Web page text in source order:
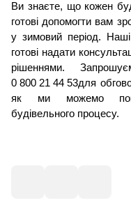
Ви знаєте, що кожен
готові допомогти вам
у зимовий період. Наші
готові надати
рішеннями.
0 800 21 44 53для
як ми можемо
будівельного процесу.